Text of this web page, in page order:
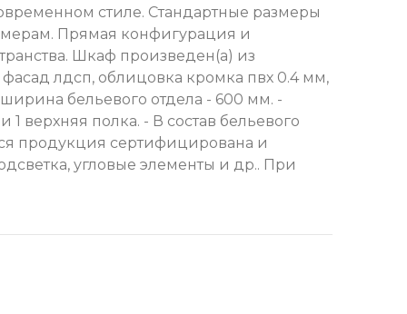
стиле. Стандартные размеры
Прямая конфигурация и
Шкаф произведен(а) из
лдсп, облицовка кромка пвх 0.4 мм,
бельевого отдела - 600 мм. -
верхняя полка. - В состав бельевого
продукция сертифицирована и
угловые элементы и др.. При